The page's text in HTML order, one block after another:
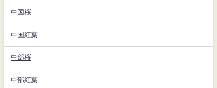
中国桜
中国紅葉
中部桜
中部紅葉